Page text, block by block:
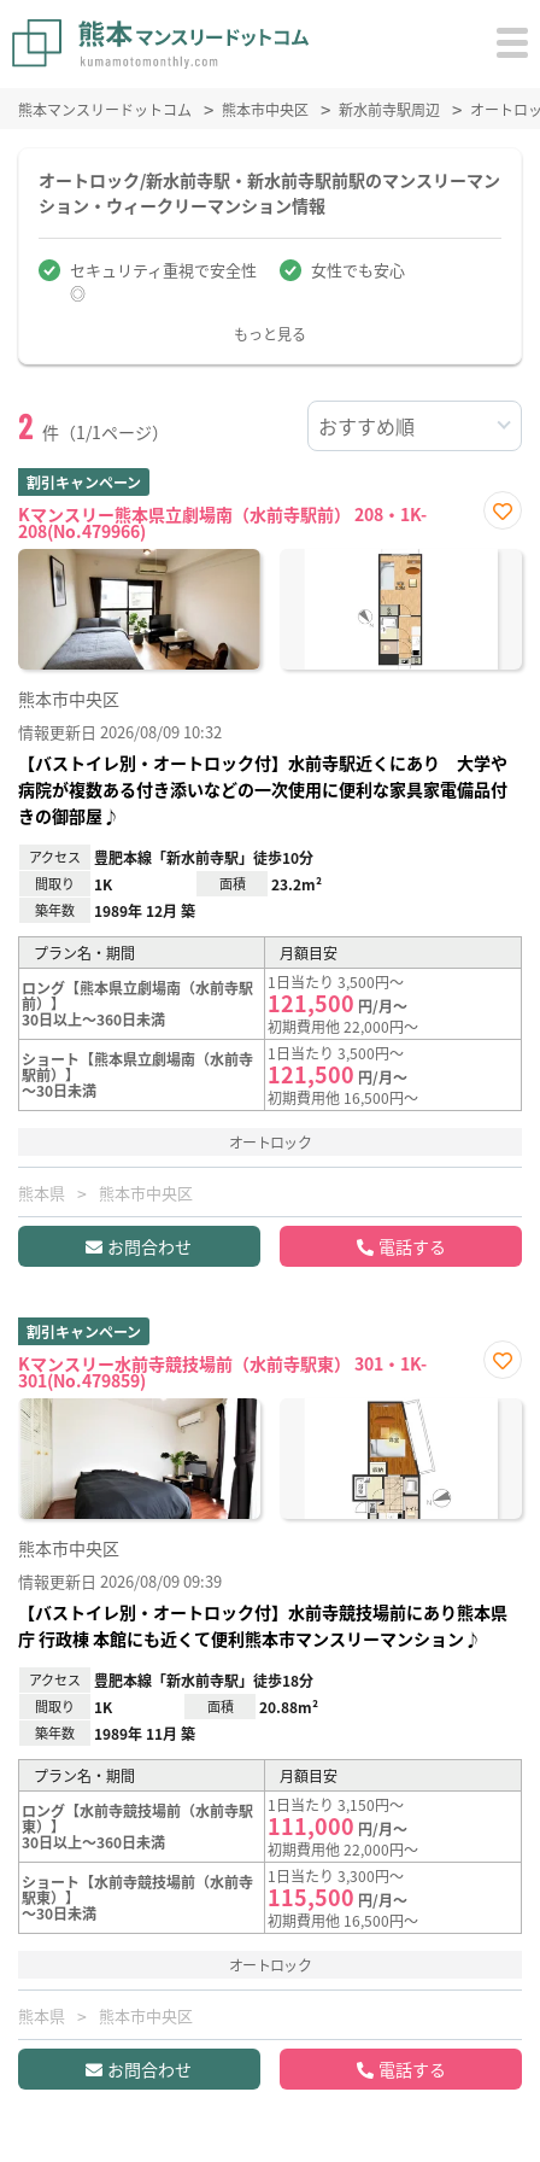
熊本マンスリードットコム 熊本市中央区 新水前寺駅周辺 オートロ
オートロック/新水前寺駅・新水前寺駅前駅のマンスリーマン
ション・ウィークリーマンション情報
セキュリティ重視で安全性
◎
女性でも安心
もっと見る
2 件（1/1ページ）
割引キャンペーン
Kマンスリー熊本県立劇場南（水前寺駅前） 208・1K-
208(No.479966)
に入
熊本市中央区
情報更新日 2026/08/09 10:32
【バストイレ別・オートロック付】水前寺駅近くにあり 大学や
病院が複数ある付き添いなどの一次使用に便利な家具家電備品付
きの御部屋♪
アクセス 豊肥本線「新水前寺駅」徒歩10分
間取り 1K 面積 23.2m²
築年数 1989年 12月 築
プラン名・期間
月額目安
ロング【熊本県立劇場南（水前寺駅
前）】
30日以上～360日未満
1日当たり 3,500円～
121,500 円/月～
初期費用他 22,000円～
ショート【熊本県立劇場南（水前寺
駅前）】
～30日未満
1日当たり 3,500円～
121,500 円/月～
初期費用他 16,500円～
オートロック
熊本県 熊本市中央区
お問合わせ 電話する
割引キャンペーン
Kマンスリー水前寺競技場前（水前寺駅東） 301・1K-
301(No.479859)
に入
熊本市中央区
情報更新日 2026/08/09 09:39
【バストイレ別・オートロック付】水前寺競技場前にあり熊本県
庁 行政棟 本館にも近くて便利熊本市マンスリーマンション♪
アクセス 豊肥本線「新水前寺駅」徒歩18分
間取り 1K 面積 20.88m²
築年数 1989年 11月 築
プラン名・期間
月額目安
ロング【水前寺競技場前（水前寺駅
東）】
30日以上～360日未満
1日当たり 3,150円～
111,000 円/月～
初期費用他 22,000円～
ショート【水前寺競技場前（水前寺
駅東）】
～30日未満
1日当たり 3,300円～
115,500 円/月～
初期費用他 16,500円～
オートロック
熊本県 熊本市中央区
お問合わせ 電話する